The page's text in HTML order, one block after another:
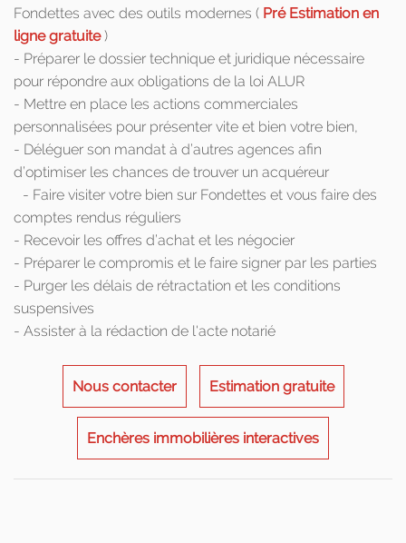
Fondettes avec des outils modernes ( Pré Estimation en
ligne gratuite)
- Préparer le dossier technique et juridique nécessaire
pour répondre aux obligations de la loi ALUR
- Mettre en place les actions commerciales
personnalisées pour présenter vite et bien votre bien,
- Déléguer son mandat à d’autres agences afin
d’optimiser les chances de trouver un acquéreur
- Faire visiter votre bien sur Fondettes et vous faire des
comptes rendus réguliers
- Recevoir les offres d’achat et les négocier
- Préparer le compromis et le faire signer par les parties
- Purger les délais de rétractation et les conditions
suspensives
- Assister à la rédaction de l'acte notarié
Nous contacter Estimation gratuite
Enchères immobilières interactives